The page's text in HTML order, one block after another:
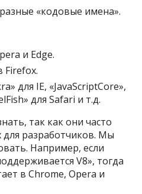
«кодовые имена».
и Edge.
Firefox.
для IE, «JavaScriptCore»,
для Safari и т.д.
так как они часто
для разработчиков. Мы
Например, если
V8», тогда
в Chrome, Opera и